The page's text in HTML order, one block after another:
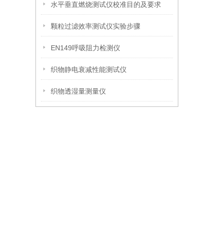
水平垂直燃烧测试仪校准目的及要求
颗粒过滤效率测试仪实验步骤
EN149呼吸阻力检测仪
织物静电衰减性能测试仪
织物透湿量测量仪